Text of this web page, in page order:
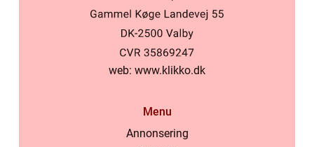
web: www.klikko.dk
Menu
Annonsering